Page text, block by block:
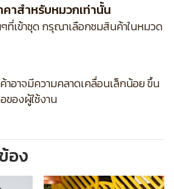
าสำหรับหมวกเท่านั้น
ที่เข้าชุด กรุณาเลือกชมสินค้าในหมวด
อาจมีความคลาดเคลื่อนเล็กน้อย ขึ้น
ของผู้ใช้งาน
อง